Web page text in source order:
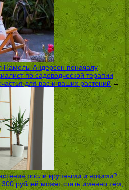
Памелы Андерсон поначалу
по садоводческой терапии
для вас и ваших растений→
росли крупными и яркими?
рублей может стать именно тем,